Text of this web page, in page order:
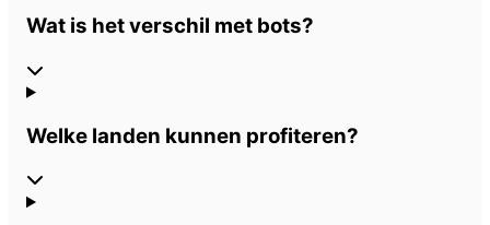
Wat is het verschil met bots?
Welke landen kunnen profiteren?